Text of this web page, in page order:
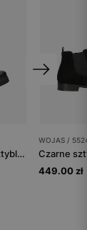
Czarne skórzane sztyblety damskie z linii Code30
WOJAS /
449.00 zł